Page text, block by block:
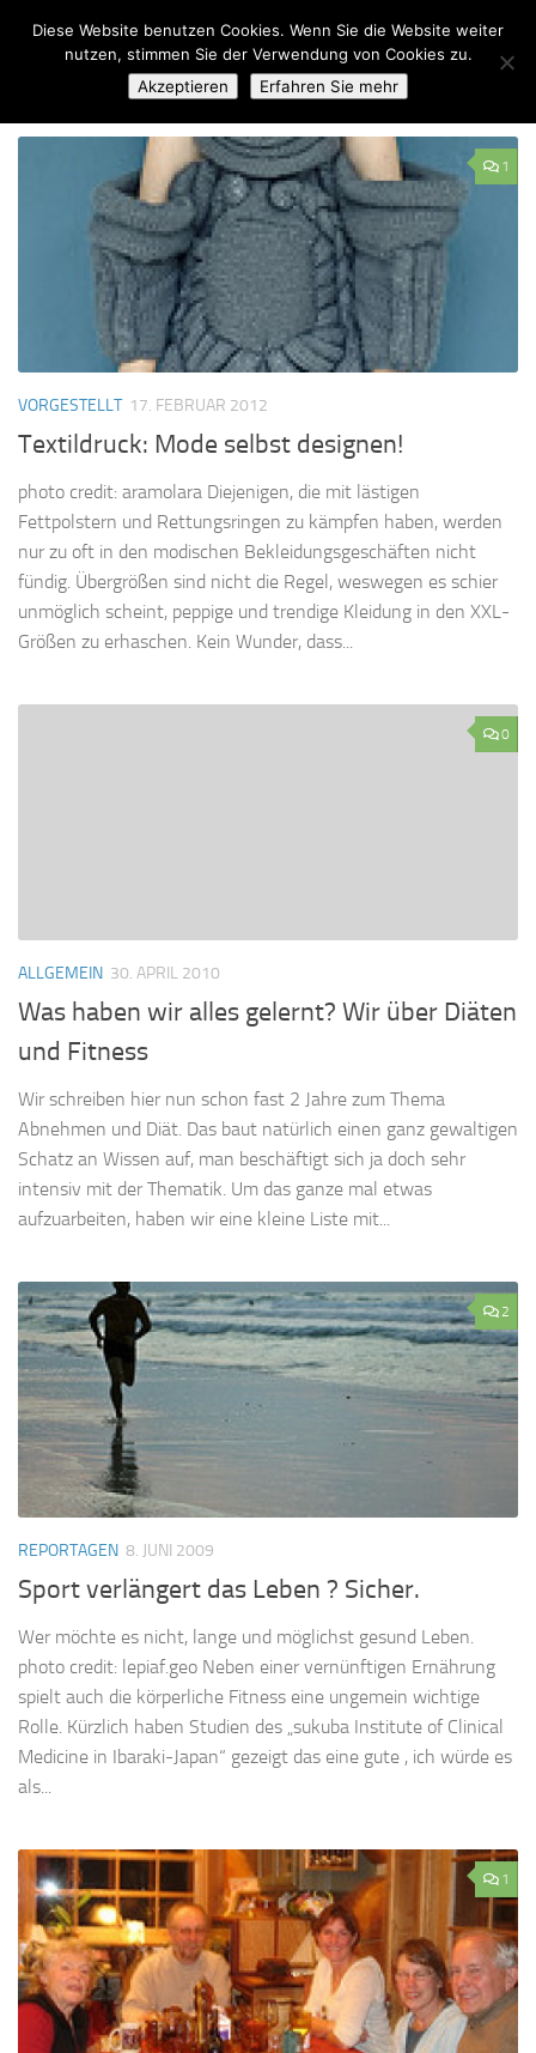
Zum Inhalt springen
SCHLAGWÖRTER:LEBEN
1
VORGESTELLT 17. FEBRUAR 2012
Textildruck: Mode selbst designen!
photo credit: aramolara Diejenigen, die mit lästigen
Fettpolstern und Rettungsringen zu kämpfen haben, werden
nur zu oft in den modischen Bekleidungsgeschäften nicht
fündig. Übergrößen sind nicht die Regel, weswegen es schier
unmöglich scheint, peppige und trendige Kleidung in den XXL-
Größen zu erhaschen. Kein Wunder, dass...
0
ALLGEMEIN 30. APRIL 2010
Was haben wir alles gelernt? Wir über Diäten
und Fitness
Wir schreiben hier nun schon fast 2 Jahre zum Thema
Abnehmen und Diät. Das baut natürlich einen ganz gewaltigen
Schatz an Wissen auf, man beschäftigt sich ja doch sehr
intensiv mit der Thematik. Um das ganze mal etwas
aufzuarbeiten, haben wir eine kleine Liste mit...
2
REPORTAGEN 8. JUNI 2009
Sport verlängert das Leben ? Sicher.
Wer möchte es nicht, lange und möglichst gesund Leben.
photo credit: lepiaf.geo Neben einer vernünftigen Ernährung
spielt auch die körperliche Fitness eine ungemein wichtige
Rolle. Kürzlich haben Studien des „sukuba Institute of Clinical
Medicine in Ibaraki-Japan“ gezeigt das eine gute , ich würde es
als...
1
Diese Website benutzen Cookies. Wenn Sie die Website weiter
nutzen, stimmen Sie der Verwendung von Cookies zu.
Akzeptieren
Erfahren Sie mehr